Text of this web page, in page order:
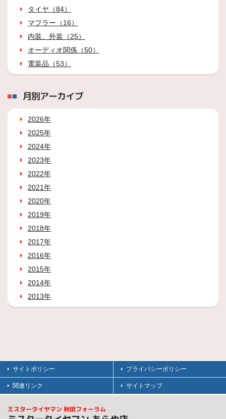
タイヤ（84）
マフラー（16）
内装、外装（25）
オーディオ関係（50）
電装品（53）
月別アーカイブ
2026年
2025年
2024年
2023年
2022年
2021年
2020年
2019年
2018年
2017年
2016年
2015年
2014年
2013年
サイトポリシー プライバシーポリシー
関連リンク サイトマップ
ミスタータイヤマン 秋田フォーラム